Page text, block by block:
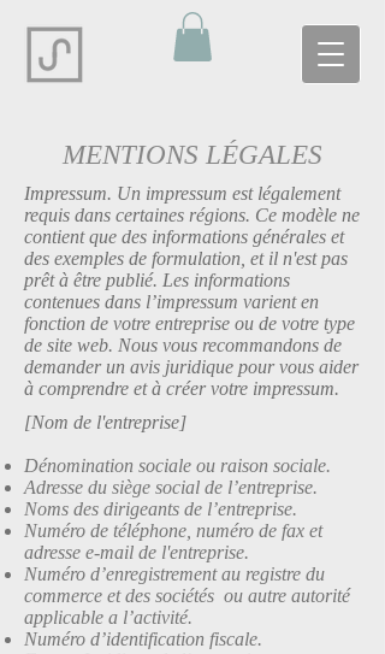
MENTIONS LÉGALES
Impressum. Un impressum est légalement
requis dans certaines régions. Ce modèle ne
contient que des informations générales et
des exemples de formulation, et il n'est pas
prêt à être publié. Les informations
contenues dans l’impressum varient en
fonction de votre entreprise ou de votre type
de site web. Nous vous recommandons de
demander un avis juridique pour vous aider
à comprendre et à créer votre impressum.
[Nom de l'entreprise]
Dénomination sociale ou raison sociale.
Adresse du siège social de l’entreprise.
Noms des dirigeants de l’entreprise.
Numéro de téléphone, numéro de fax et
adresse e-mail de l'entreprise.
Numéro d’enregistrement au registre du
commerce et des sociétés ou autre autorité
applicable a l’activité.
Numéro d’identification fiscale.